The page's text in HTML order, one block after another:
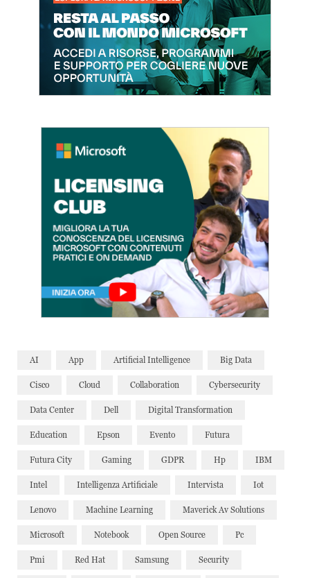
AI App Artificial Intelligence Big Data
Cisco Cloud Collaboration Cybersecurity
Data Center Dell Digital Transformation
Education Epson Evento Futura
Futura City Gaming GDPR Hp IBM
Intel Intelligenza Artificiale Intervista Iot
Lenovo Machine Learning Maverick Av Solutions
Microsoft Notebook Open Source Pc
Pmi Red Hat Samsung Security